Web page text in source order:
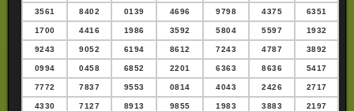
3561 8402 0139 4696 9798 4375 6351
1700 4416 1986 3592 5804 5597 1932
9243 9052 6194 8612 7243 4787 3892
0994 0458 6852 2201 6363 8636 5417
7772 7837 9553 0814 4043 2426 2717
4330 7127 8913 9855 1983 3883 2197